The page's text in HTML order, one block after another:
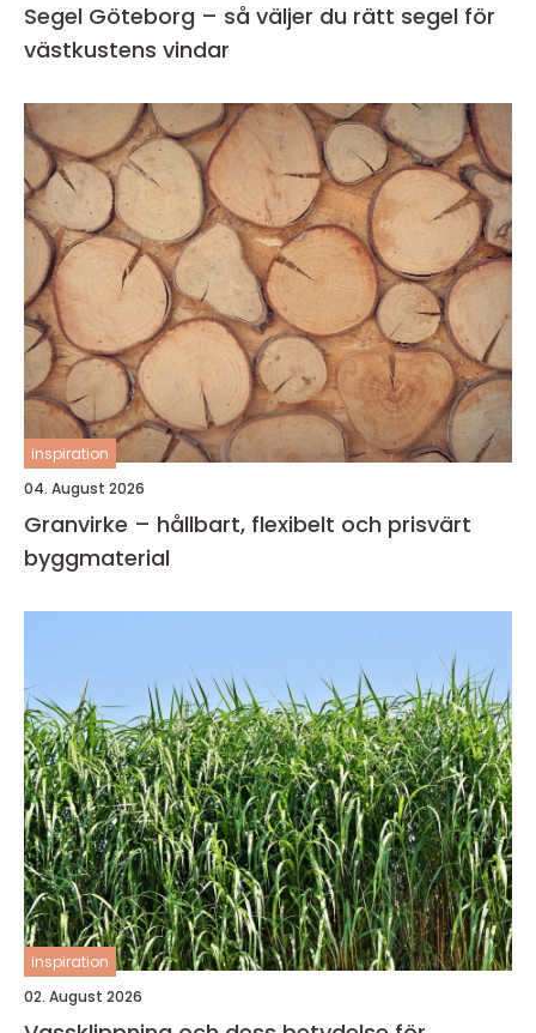
Segel Göteborg – så väljer du rätt segel för
västkustens vindar
inspiration
04. August 2026
Granvirke – hållbart, flexibelt och prisvärt
byggmaterial
inspiration
02. August 2026